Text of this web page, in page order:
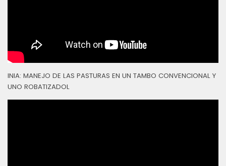
INIA: MANEJO DE LAS PASTURAS EN UN TAMBO CONVENCIONAL Y
UNO ROBATIZADOL